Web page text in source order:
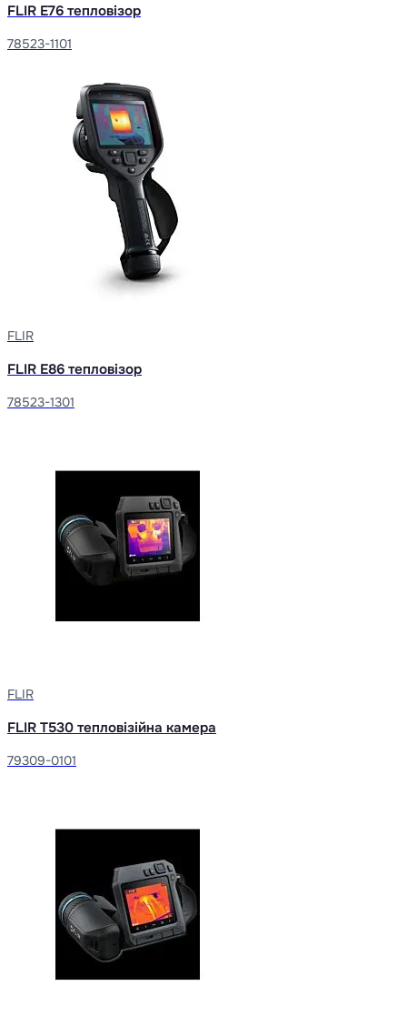
FLIR E76 тепловізор
78523-1101
FLIR
FLIR E86 тепловізор
78523-1301
FLIR
FLIR T530 тепловізійна камера
79309-0101